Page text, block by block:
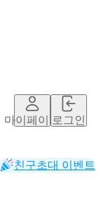
마이페이지로그인
친구초대 이벤트